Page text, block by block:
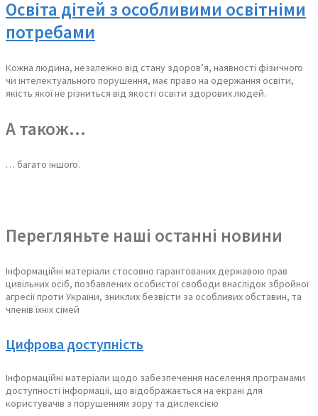
Освіта дітей з особливими освітніми
потребами
Кожна людина, незалежно від стану здоров’я, наявності фізичного
чи інтелектуального порушення, має право на одержання освіти,
якість якої не різниться від якості освіти здорових людей.
А також…
… багато іншого.
Перегляньте наші останні новини
Інформаційні матеріали стосовно гарантованих державою прав
цивільних осіб, позбавлених особистої свободи внаслідок збройної
агресії проти України, зниклих безвісти за особливих обставин, та
членів їхніх сімей
Цифрова доступність
Інформаційні матеріали щодо забезпечення населення програмами
доступності інформації, що відображається на екрані для
користувачів з порушенням зору та дислексією